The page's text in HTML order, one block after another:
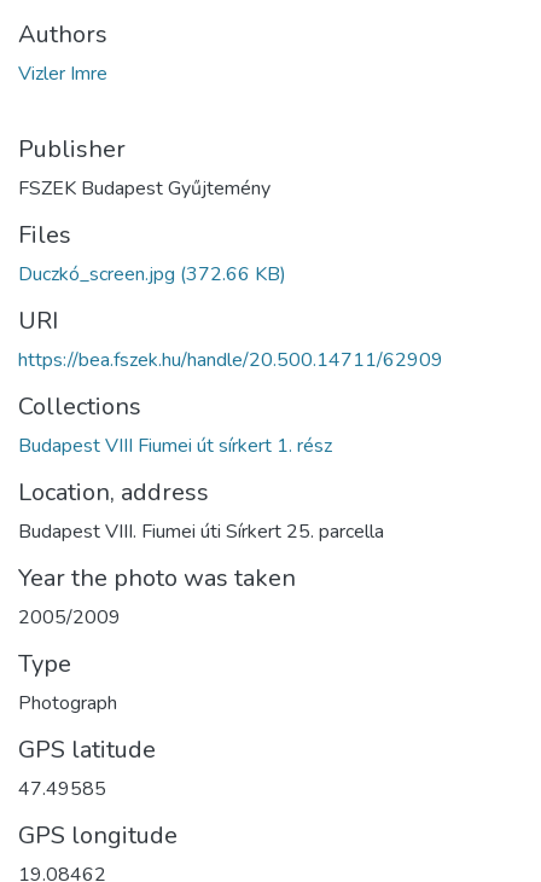
Authors
Vizler Imre
Publisher
FSZEK Budapest Gyűjtemény
Files
Duczkó_screen.jpg (372.66 KB)
URI
https://bea.fszek.hu/handle/20.500.14711/62909
Collections
Budapest VIII Fiumei út sírkert 1. rész
Location, address
Budapest VIII. Fiumei úti Sírkert 25. parcella
Year the photo was taken
2005/2009
Type
Photograph
GPS latitude
47.49585
GPS longitude
19.08462